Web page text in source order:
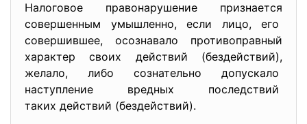
Налоговое правонарушение признается
совершенным умышленно, если лицо, его
совершившее, осознавало противоправный
характер своих действий (бездействий),
желало, либо сознательно допускало
наступление вредных последствий
таких действий (бездействий).